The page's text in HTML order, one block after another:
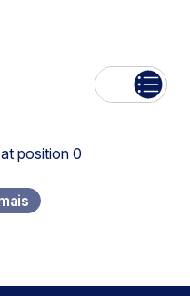
Lista
position 0